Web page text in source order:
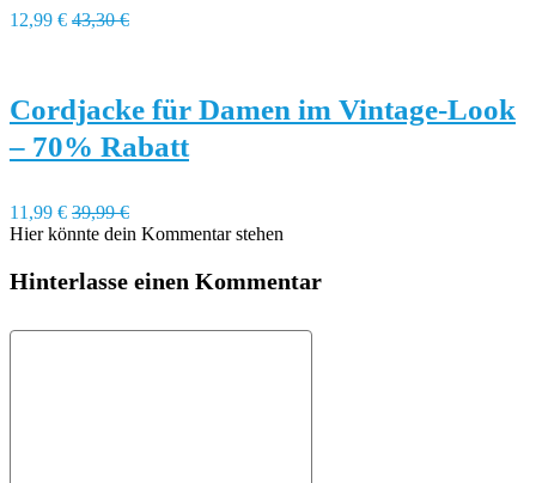
12,99 € 43,30 €
Cordjacke für Damen im Vintage-Look
– 70% Rabatt
11,99 € 39,99 €
Hier könnte dein Kommentar stehen
Hinterlasse einen Kommentar